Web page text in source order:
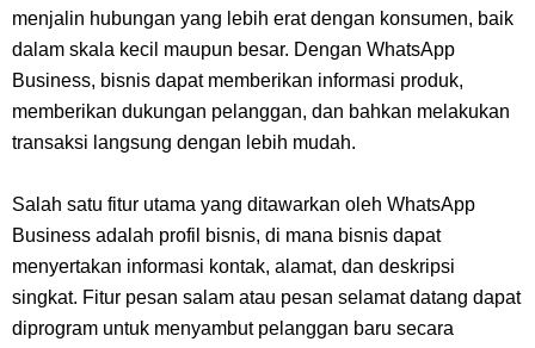
7 Fakta Ivankov One Piece, Orang Yang Mampu Menipu Sensor
Wanita Milik Sanji
7 Klub Pertama Yang Menjuarai Liga Champions, Apa Klub Jagoan
Kamu Termasuk
Arti Bendera Palau, Negara Kepulauan Yang Berada Di Kawasan
Pasifik Barat
menjalin hubungan yang lebih erat dengan konsumen, baik
dalam skala kecil maupun besar. Dengan WhatsApp
Business, bisnis dapat memberikan informasi produk,
memberikan dukungan pelanggan, dan bahkan melakukan
transaksi langsung dengan lebih mudah.
Salah satu fitur utama yang ditawarkan oleh WhatsApp
Business adalah profil bisnis, di mana bisnis dapat
menyertakan informasi kontak, alamat, dan deskripsi
singkat. Fitur pesan salam atau pesan selamat datang dapat
diprogram untuk menyambut pelanggan baru secara